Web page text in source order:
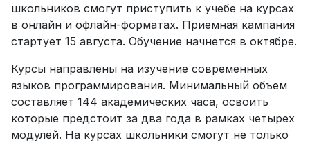
школьников смогут приступить к учебе на курсах
в онлайн и офлайн-форматах. Приемная кампания
стартует 15 августа. Обучение начнется в октябре.
Курсы направлены на изучение современных
языков программирования. Минимальный объем
составляет 144 академических часа, освоить
которые предстоит за два года в рамках четырех
модулей. На курсах школьники смогут не только